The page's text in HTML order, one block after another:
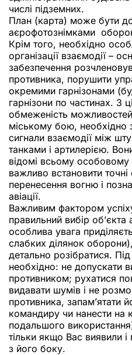
числі підземних.
План (карта) може бути
аєрофотознімками
Крім того, необхідно
організації взаємодії –
забезпечення
противника, порушити
окремими гарнізонами
гарнізони по частинах. З
обмеженість
міському бою, необхідно
сигнали взаємодії між
танками і артилерією.
відомі всьому
важливо встановити точні
перенесення вогню і
авіації.
Важливим фактором
правильний вибір
особлива увага
слабких ділянок
детально розібратися.
необхідно: не допускати
противником; рухатися
видавати шумів і не
противника, запам’ятати
командиру чи нанести на
подальшого
тільки якщо Вас виявили і
з його боку.